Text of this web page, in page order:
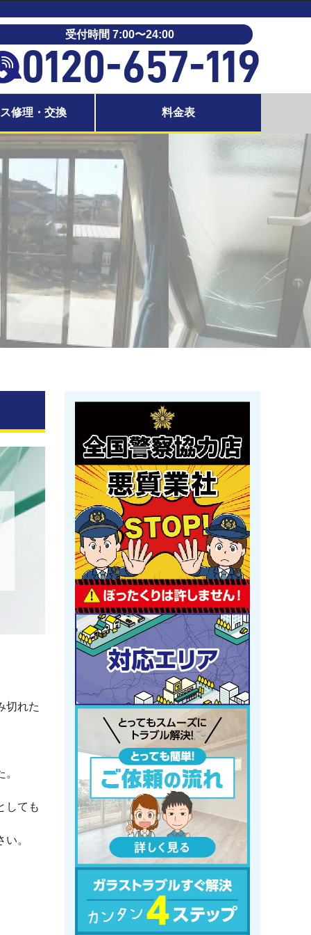
受付時間 7:00〜24:00
0120-657-119
修理・交換 料金表
切れた
しても
。